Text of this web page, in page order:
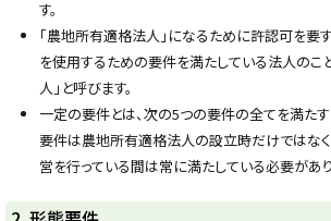
す。
「農地所有適格法人」になるために許認可を要
を使用するための要件を満たしている法人のこ
人」と呼びます。
一定の要件とは、次の5つの要件の全てを満たす
要件は農地所有適格法人の設立時だけではな
営を行っている間は常に満たしている必要があり
ト